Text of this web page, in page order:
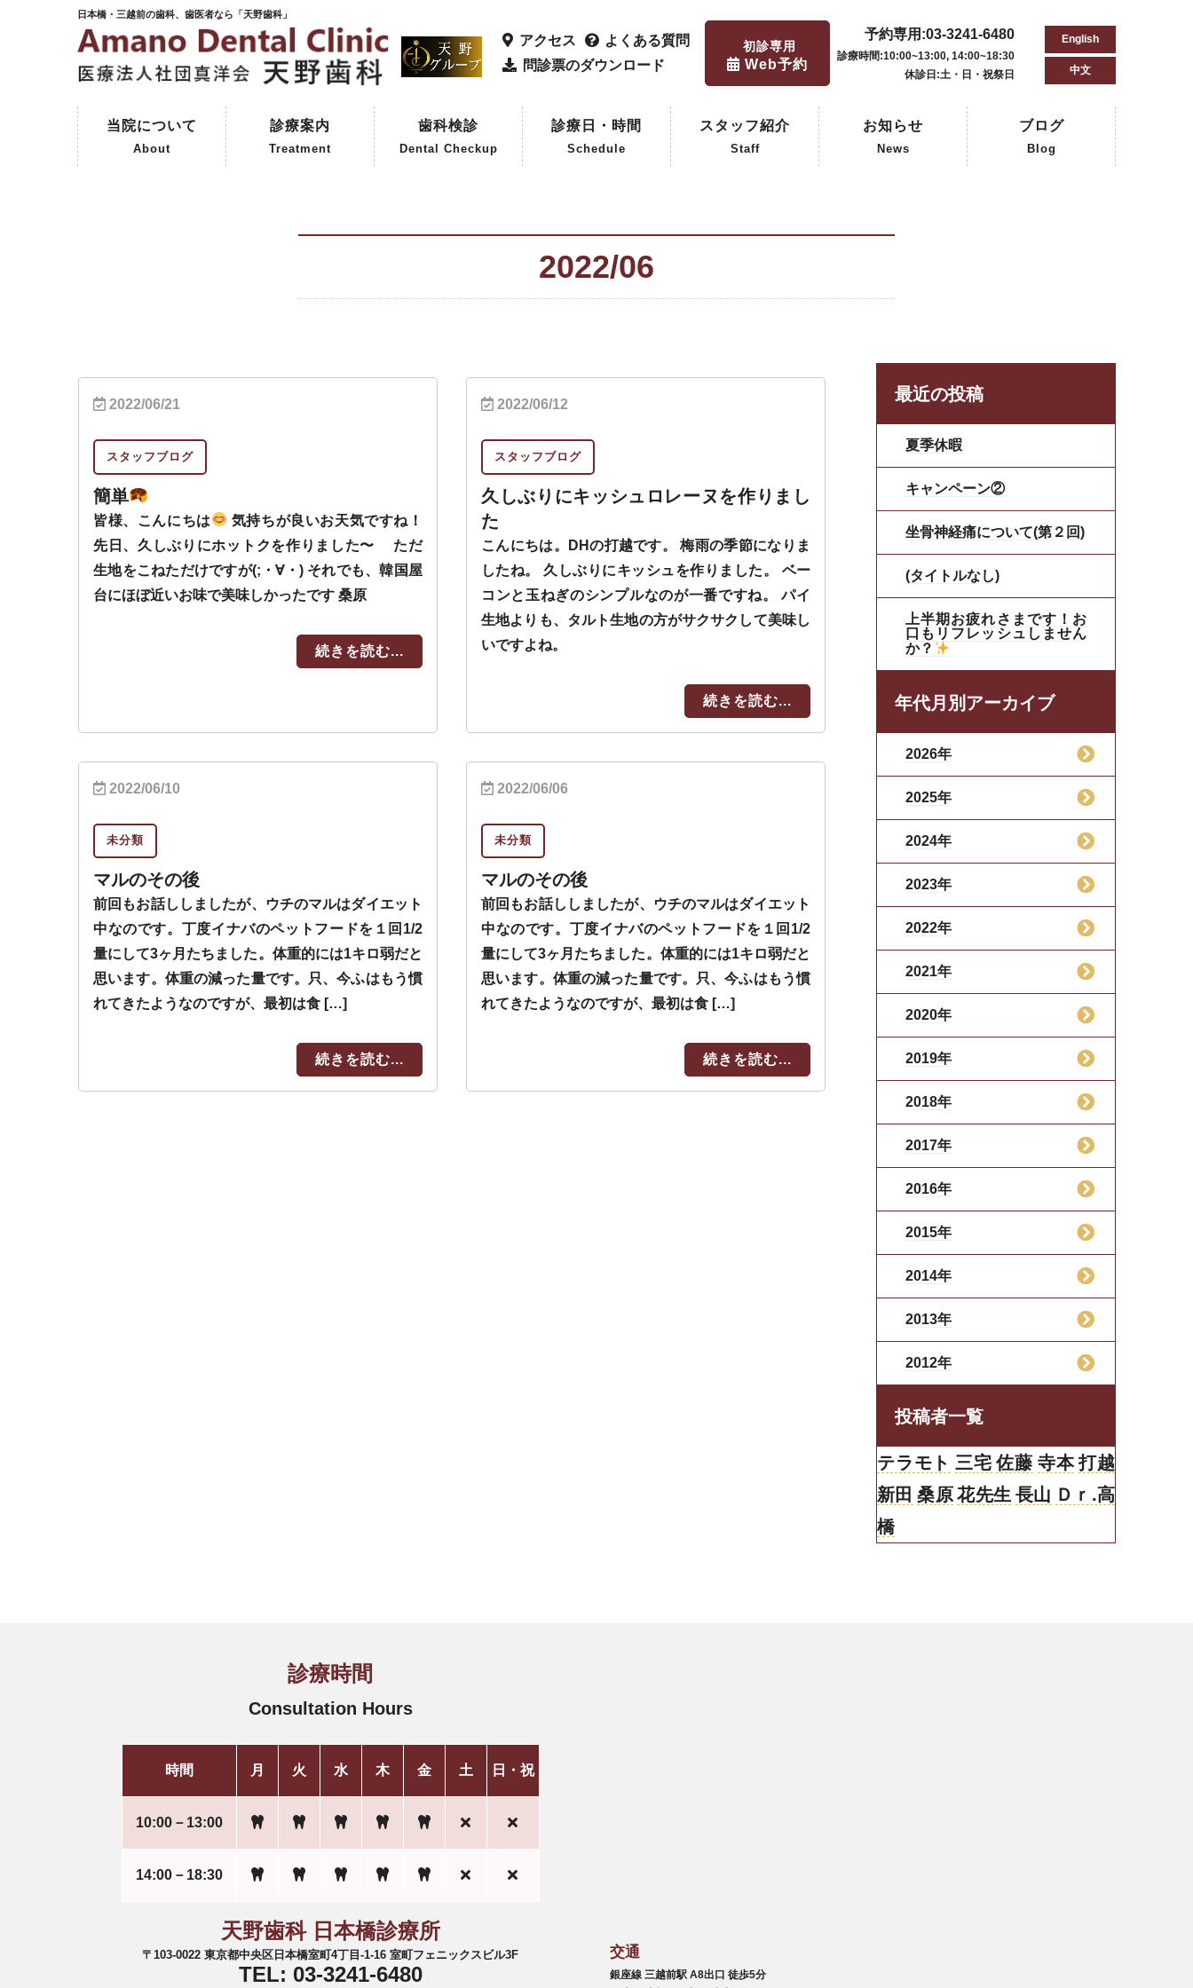
日本橋・三越前の歯科、歯医者なら「天野歯科」
アクセス
よくある質問
問診票のダウンロード
初診専用
Web予約
予約専用:03-3241-6480
診療時間:10:00~13:00, 14:00~18:30
休診日:土・日・祝祭日
English
中文
当院について
About
診療案内
Treatment
歯科検診
Dental Checkup
診療日・時間
Schedule
スタッフ紹介
Staff
お知らせ
News
ブログ
Blog
2022/06
2022/06/21
スタッフブログ
簡単
皆様、こんにちは
気持ちが良いお天気ですね！
先日、久しぶりにホットクを作りました〜 ただ
生地をこねただけですが(;・∀・) それでも、韓国屋
台にほぼ近いお味で美味しかったです 桑原
続きを読む...
2022/06/12
スタッフブログ
久しぶりにキッシュロレーヌを作りまし
た
こんにちは。DHの打越です。 梅雨の季節になりま
したね。 久しぶりにキッシュを作りました。 ベー
コンと玉ねぎのシンプルなのが一番ですね。 パイ
生地よりも、タルト生地の方がサクサクして美味し
いですよね。
続きを読む...
2022/06/10
未分類
マルのその後
前回もお話ししましたが、ウチのマルはダイエット
中なのです。丁度イナバのペットフードを１回1/2
量にして3ヶ月たちました。体重的には1キロ弱だと
思います。体重の減った量です。只、今ふはもう慣
れてきたようなのですが、最初は食 […]
続きを読む...
2022/06/06
未分類
マルのその後
前回もお話ししましたが、ウチのマルはダイエット
中なのです。丁度イナバのペットフードを１回1/2
量にして3ヶ月たちました。体重的には1キロ弱だと
思います。体重の減った量です。只、今ふはもう慣
れてきたようなのですが、最初は食 […]
続きを読む...
最近の投稿
夏季休暇
キャンペーン②
坐骨神経痛について(第２回)
(タイトルなし)
上半期お疲れさまです！お
口もリフレッシュしません
か？
年代月別アーカイブ
2026年
2025年
2024年
2023年
2022年
2021年
2020年
2019年
2018年
2017年
2016年
2015年
2014年
2013年
2012年
投稿者一覧
テラモト 三宅 佐藤 寺本 打越
新田 桑原花先生 長山 Ｄｒ.高
橋
診療時間
Consultation Hours
時間 月 火 水 木 金 土 日・祝
10:00－13:00
14:00－18:30
天野歯科 日本橋診療所
〒103-0022 東京都中央区日本橋室町4丁目-1-16 室町フェニックスビル3F
TEL: 03-3241-6480
交通
銀座線 三越前駅 A8出口 徒歩5分